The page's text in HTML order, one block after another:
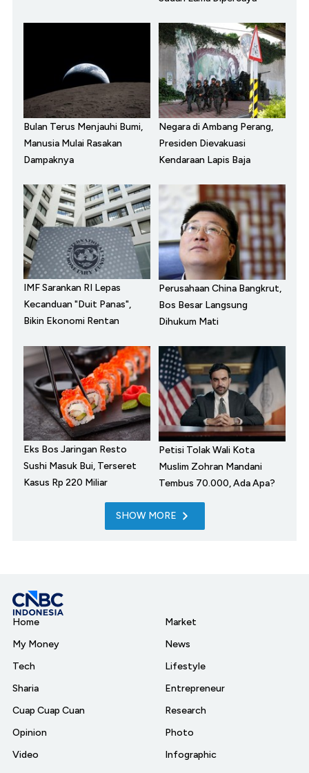
Bulan Terus Menjauhi Bumi,
Manusia Mulai Rasakan
Dampaknya
Negara di Ambang Perang,
Presiden Dievakuasi
Kendaraan Lapis Baja
IMF Sarankan RI Lepas
Kecanduan "Duit Panas",
Bikin Ekonomi Rentan
Perusahaan China Bangkrut,
Bos Besar Langsung
Dihukum Mati
Eks Bos Jaringan Resto
Sushi Masuk Bui, Terseret
Kasus Rp 220 Miliar
Petisi Tolak Wali Kota
Muslim Zohran Mandani
Tembus 70.000, Ada Apa?
SHOW MORE
Home
My Money
Tech
Sharia
Cuap Cuap Cuan
Opinion
Video
Market
News
Lifestyle
Entrepreneur
Research
Photo
Infographic